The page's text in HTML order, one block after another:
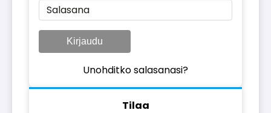
Salasana
Kirjaudu
Unohditko salasanasi?
Tilaa